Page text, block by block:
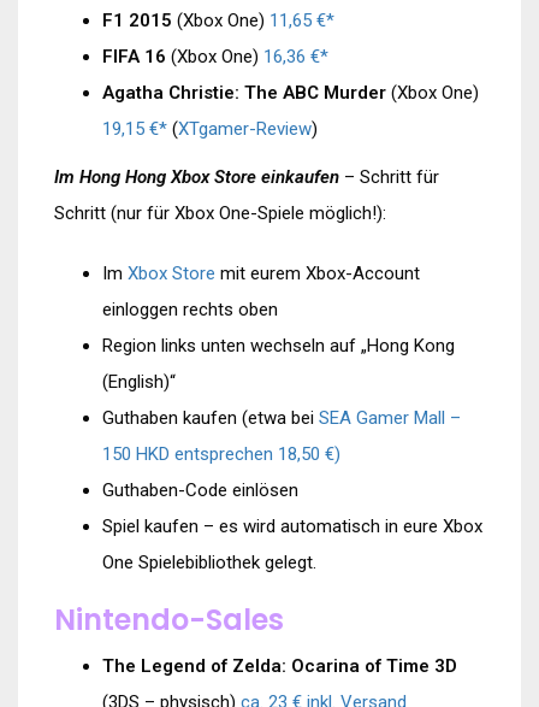
F1 2015 (Xbox One) 11,65 €*
FIFA 16 (Xbox One) 16,36 €*
Agatha Christie: The ABC Murder (Xbox One)
19,15 €* (XTgamer-Review)
Im Hong Hong Xbox Store einkaufen – Schritt für
Schritt (nur für Xbox One-Spiele möglich!):
Im Xbox Store mit eurem Xbox-Account
einloggen rechts oben
Region links unten wechseln auf „Hong Kong
(English)“
Guthaben kaufen (etwa bei SEA Gamer Mall –
150 HKD entsprechen 18,50 €)
Guthaben-Code einlösen
Spiel kaufen – es wird automatisch in eure Xbox
One Spielebibliothek gelegt.
Nintendo-Sales
The Legend of Zelda: Ocarina of Time 3D
(3DS – physisch) ca. 23 € inkl. Versand